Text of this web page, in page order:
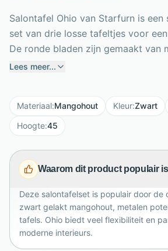
Salontafel Ohio van Starfurn is
set van drie losse tafeltjes voor
De ronde bladen zijn gemaakt van
en zwart afgelakt, waardoor de set
ontwerp. Met het grootste formaat
cm heb je volop ruimte voor
speelse salontafelset of verspreid
als praktische bijzettafels. Ideaal
Lees meer...
Materiaal:Mangohout Kleur:Zwart
Hoogte:45
Waarom dit product populair is
Deze salontafelset is populair door de
zwart gelakt mangohout, metalen
tafels. Ohio biedt veel flexibiliteit en
moderne interieurs.